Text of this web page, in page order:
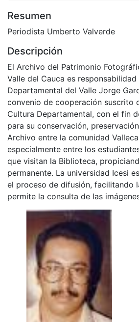
Resumen
Periodista Umberto Valverde
Descripción
El Archivo del Patrimonio
Valle del Cauca es
Departamental del Valle Jorge
convenio de cooperación suscrito
Cultura Departamental, con el fin
para su conservación,
Archivo entre la comunidad
especialmente entre los
que visitan la Biblioteca,
permanente. La universidad Icesi
el proceso de difusión, facilitando
permite la consulta de las